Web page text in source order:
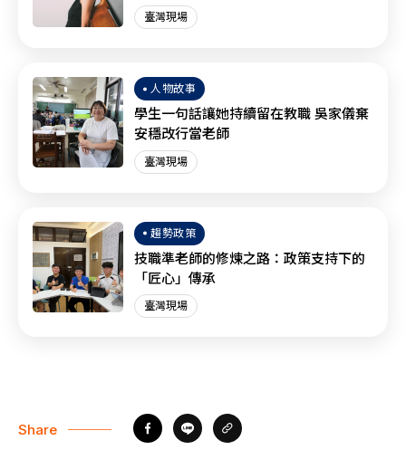
臺灣現場
人物故事
學生一句話讓她持續留在教職 吳家儀棄
安穩改行當老師
臺灣現場
趨勢政策
技職準老師的修煉之路：政策支持下的
「匠心」傳承
臺灣現場
Share